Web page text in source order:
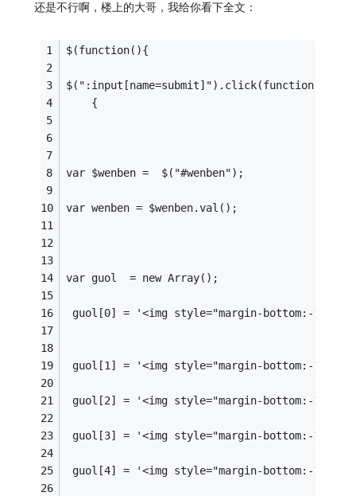
还是不行啊，楼上的大哥，我给你看下全文：
$(function(){
$(":input[name=submit]").click(function()
    {
var $wenben =  $("#wenben");
var wenben = $wenben.val();
var guol  = new Array();
guol[0] = '<img style="margin-bottom:-1px;"
guol[1] = '<img style="margin-bottom:-1px;" src="/
guol[2] = '<img style="margin-bottom:-1px;" src="/
guol[3] = '<img style="margin-bottom:-1px;"
guol[4] = '<img style="margin-bottom:-1px;"